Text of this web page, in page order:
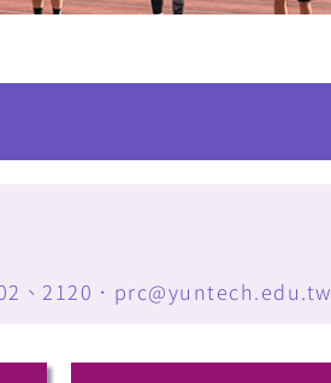
、2120．prc@yuntech.edu.tw